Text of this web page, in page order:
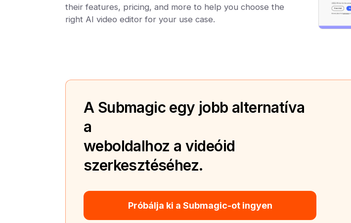
their features, pricing, and more to help you choose the
right AI video editor for your use case.
A Submagic egy jobb alternatíva
a
weboldalhoz a videóid
szerkesztéséhez.
Próbálja ki a Submagic-ot ingyen